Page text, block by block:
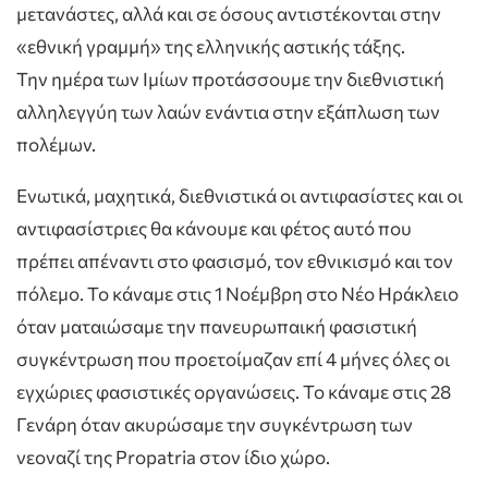
μετανάστες, αλλά και σε όσους αντιστέκονται στην
«εθνική γραμμή» της ελληνικής αστικής τάξης.
Την ημέρα των Ιμίων προτάσσουμε την διεθνιστική
αλληλεγγύη των λαών ενάντια στην εξάπλωση των
πολέμων.
Ενωτικά, μαχητικά, διεθνιστικά οι αντιφασίστες και οι
αντιφασίστριες θα κάνουμε και φέτος αυτό που
πρέπει απέναντι στο φασισμό, τον εθνικισμό και τον
πόλεμο. Το κάναμε στις 1 Νοέμβρη στο Νέο Ηράκλειο
όταν ματαιώσαμε την πανευρωπαική φασιστική
συγκέντρωση που προετοίμαζαν επί 4 μήνες όλες οι
εγχώριες φασιστικές οργανώσεις. Το κάναμε στις 28
Γενάρη όταν ακυρώσαμε την συγκέντρωση των
νεοναζί της Propatria στον ίδιο χώρο.